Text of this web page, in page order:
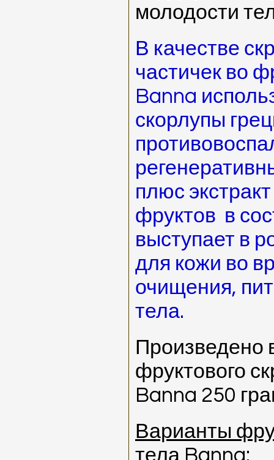
молодости
В качестве
частичек во
Banna
скорлупы
плюс
фруктов в
выступает в
для кожи во
очищения,
тела.
Произведено
фруктового
Banna 250
Варианты
тела Banna: